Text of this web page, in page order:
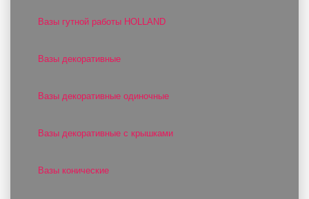
Вазы гутной работы HOLLAND
Вазы декоративные
Вазы декоративные одиночные
Вазы декоративные с крышками
Вазы конические